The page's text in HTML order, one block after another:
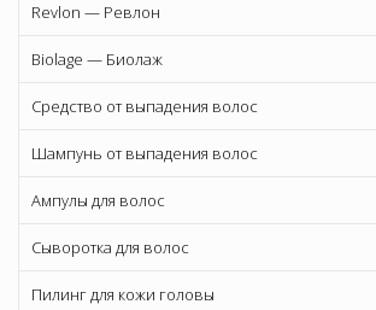
Revlon — Ревлон
Biolage — Биолаж
Средство от выпадения волос
Шампунь от выпадения волос
Ампулы для волос
Сыворотка для волос
Пилинг для кожи головы